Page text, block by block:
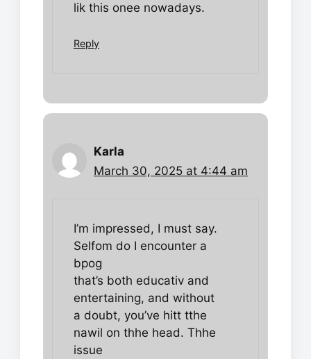
lik this onee nowadays.
Reply
Karla
March 30, 2025 at 4:44 am
I’m impressed, I must say.
Selfom do I encounter a
bpog
that’s both educativ and
entertaining, and without
a doubt, you’ve hitt tthe
nawil on thhe head. Thhe
issue